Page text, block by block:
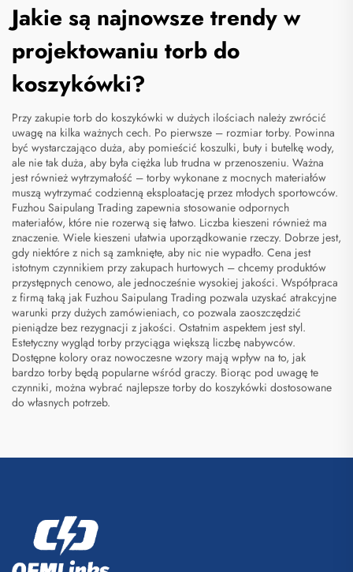
Jakie są najnowsze trendy w
projektowaniu torb do
koszykówki?
Przy zakupie torb do koszykówki w dużych ilościach należy zwrócić
uwagę na kilka ważnych cech. Po pierwsze – rozmiar torby. Powinna
być wystarczająco duża, aby pomieścić koszulki, buty i butelkę wody,
ale nie tak duża, aby była ciężka lub trudna w przenoszeniu. Ważna
jest również wytrzymałość – torby wykonane z mocnych materiałów
muszą wytrzymać codzienną eksploatację przez młodych sportowców.
Fuzhou Saipulang Trading zapewnia stosowanie odpornych
materiałów, które nie rozerwą się łatwo. Liczba kieszeni również ma
znaczenie. Wiele kieszeni ułatwia uporządkowanie rzeczy. Dobrze jest,
gdy niektóre z nich są zamknięte, aby nic nie wypadło. Cena jest
istotnym czynnikiem przy zakupach hurtowych – chcemy produktów
przystępnych cenowo, ale jednocześnie wysokiej jakości. Współpraca
z firmą taką jak Fuzhou Saipulang Trading pozwala uzyskać atrakcyjne
warunki przy dużych zamówieniach, co pozwala zaoszczędzić
pieniądze bez rezygnacji z jakości. Ostatnim aspektem jest styl.
Estetyczny wygląd torby przyciąga większą liczbę nabywców.
Dostępne kolory oraz nowoczesne wzory mają wpływ na to, jak
bardzo torby będą popularne wśród graczy. Biorąc pod uwagę te
czynniki, można wybrać najlepsze torby do koszykówki dostosowane
do własnych potrzeb.